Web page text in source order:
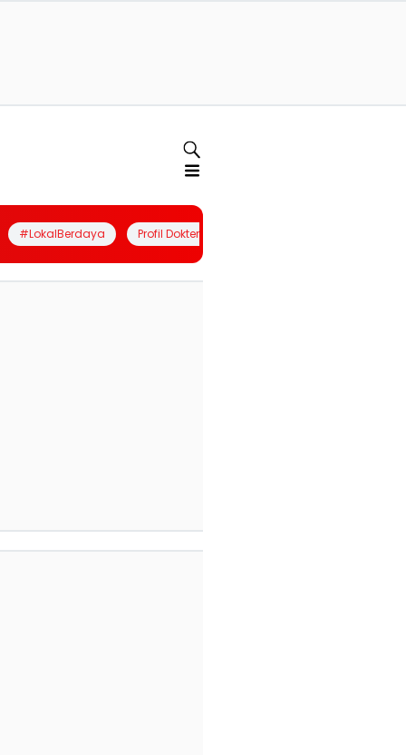
#LokalBerdaya Profil Dokter